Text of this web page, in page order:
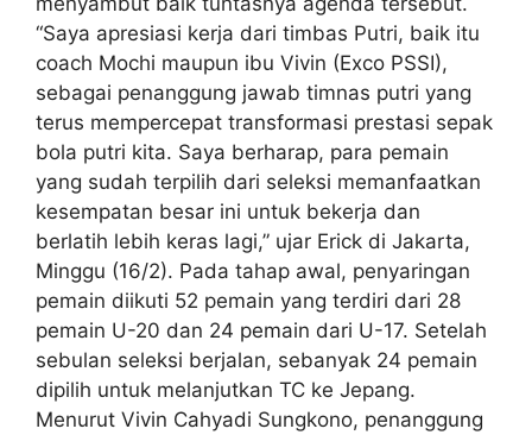
“Saya apresiasi kerja dari timbas Putri, baik itu
coach Mochi maupun ibu Vivin (Exco PSSI),
sebagai penanggung jawab timnas putri yang
terus mempercepat transformasi prestasi sepak
bola putri kita. Saya berharap, para pemain
yang sudah terpilih dari seleksi memanfaatkan
kesempatan besar ini untuk bekerja dan
berlatih lebih keras lagi,” ujar Erick di Jakarta,
Minggu (16/2). Pada tahap awal, penyaringan
pemain diikuti 52 pemain yang terdiri dari 28
pemain U-20 dan 24 pemain dari U-17. Setelah
sebulan seleksi berjalan, sebanyak 24 pemain
dipilih untuk melanjutkan TC ke Jepang.
Menurut Vivin Cahyadi Sungkono, penanggung